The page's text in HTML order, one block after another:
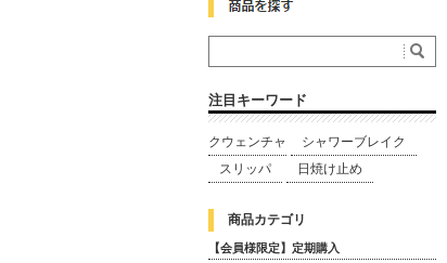
注目キーワード
クウェンチャ
シャワーブレイク
スリッパ
日焼け止め
商品カテゴリ
【会員様限定】定期購入